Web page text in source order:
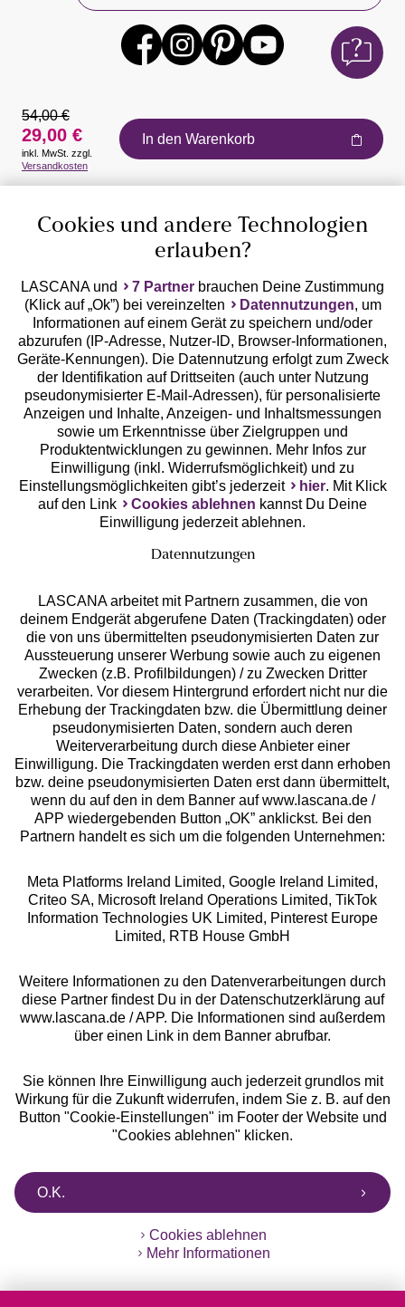
Auszeichnungen
Geprüfte Sicherheit
Unsere Apps
Services
Beratung
Über uns
Rechtliches
Alle Preise inkl. MwSt., zzgl.
Versandkosten
** Bonität vorausgesetzt, berechtigt zur Bonitätsprüfung
54,00 €
29,00 €
inkl. MwSt. zzgl.
Versandkosten
In den Warenkorb
Cookies und andere Technologien
erlauben?
LASCANA und 7 Partner brauchen Deine Zustimmung
(Klick auf „Ok”) bei vereinzelten
Datennutzungen, um
Informationen auf einem Gerät zu speichern und/oder
abzurufen (IP-Adresse, Nutzer-ID, Browser-Informationen,
Geräte-Kennungen). Die Datennutzung erfolgt zum Zweck
der Identifikation auf Drittseiten (auch unter Nutzung
pseudonymisierter E-Mail-Adressen), für personalisierte
Anzeigen und Inhalte, Anzeigen- und Inhaltsmessungen
sowie um Erkenntnisse über Zielgruppen und
Produktentwicklungen zu gewinnen. Mehr Infos zur
Einwilligung (inkl. Widerrufsmöglichkeit) und zu
Einstellungsmöglichkeiten gibt’s jederzeit
hier. Mit Klick
auf den Link
Cookies ablehnen kannst Du Deine
Einwilligung jederzeit ablehnen.
Datennutzungen
LASCANA arbeitet mit Partnern zusammen, die von
deinem Endgerät abgerufene Daten (Trackingdaten) oder
die von uns übermittelten pseudonymisierten Daten zur
Aussteuerung unserer Werbung sowie auch zu eigenen
Zwecken (z.B. Profilbildungen) / zu Zwecken Dritter
verarbeiten. Vor diesem Hintergrund erfordert nicht nur die
Erhebung der Trackingdaten bzw. die Übermittlung deiner
pseudonymisierten Daten, sondern auch deren
Weiterverarbeitung durch diese Anbieter einer
Einwilligung. Die Trackingdaten werden erst dann erhoben
bzw. deine pseudonymisierten Daten erst dann übermittelt,
wenn du auf den in dem Banner auf www.lascana.de /
APP wiedergebenden Button „OK” anklickst. Bei den
Partnern handelt es sich um die folgenden Unternehmen:
Meta Platforms Ireland Limited, Google Ireland Limited,
Criteo SA, Microsoft Ireland Operations Limited, TikTok
Information Technologies UK Limited, Pinterest Europe
Limited, RTB House GmbH
Weitere Informationen zu den Datenverarbeitungen durch
diese Partner findest Du in der Datenschutzerklärung auf
www.lascana.de / APP. Die Informationen sind außerdem
über einen Link in dem Banner abrufbar.
Sie können Ihre Einwilligung auch jederzeit grundlos mit
Wirkung für die Zukunft widerrufen, indem Sie z. B. auf den
Button "Cookie-Einstellungen" im Footer der Website und
"Cookies ablehnen" klicken.
O.K.
Cookies ablehnen
Mehr Informationen